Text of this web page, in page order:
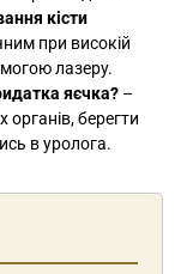
кісти
при високій
лазеру.
яєчка? –
берегти
в уролога.